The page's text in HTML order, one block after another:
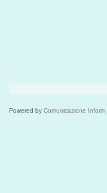
Powered by Comunicazione Inform